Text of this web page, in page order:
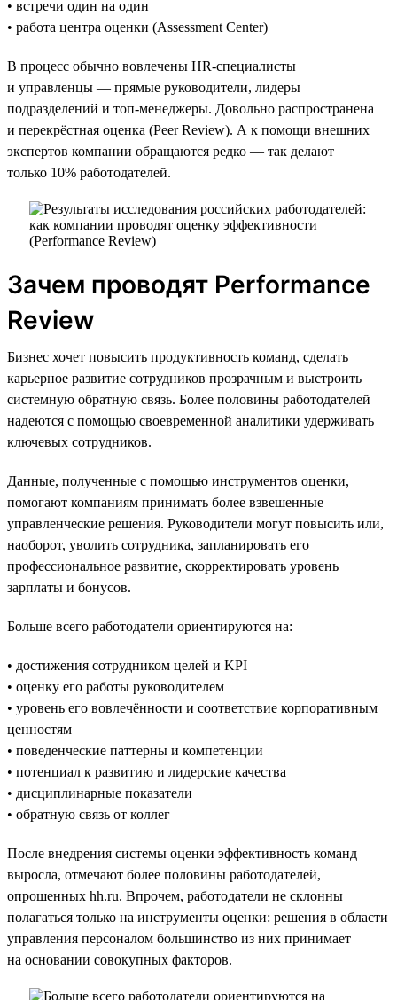
• встречи один на один
• работа центра оценки (Assessment Center)
В процесс обычно вовлечены HR-специалисты
и управленцы — прямые руководители, лидеры
подразделений и топ-менеджеры. Довольно распространена
и перекрёстная оценка (Peer Review). А к помощи внешних
экспертов компании обращаются редко — так делают
только 10% работодателей.
Зачем проводят Performance
Review
Бизнес хочет повысить продуктивность команд, сделать
карьерное развитие сотрудников прозрачным и выстроить
системную обратную связь. Более половины работодателей
надеются с помощью своевременной аналитики удерживать
ключевых сотрудников.
Данные, полученные с помощью инструментов оценки,
помогают компаниям принимать более взвешенные
управленческие решения. Руководители могут повысить или,
наоборот, уволить сотрудника, запланировать его
профессиональное развитие, скорректировать уровень
зарплаты и бонусов.
Больше всего работодатели ориентируются на:
• достижения сотрудником целей и KPI
• оценку его работы руководителем
• уровень его вовлечённости и соответствие корпоративным
ценностям
• поведенческие паттерны и компетенции
• потенциал к развитию и лидерские качества
• дисциплинарные показатели
• обратную связь от коллег
После внедрения системы оценки эффективность команд
выросла, отмечают более половины работодателей,
опрошенных hh.ru. Впрочем, работодатели не склонны
полагаться только на инструменты оценки: решения в области
управления персоналом большинство из них принимает
на основании совокупных факторов.